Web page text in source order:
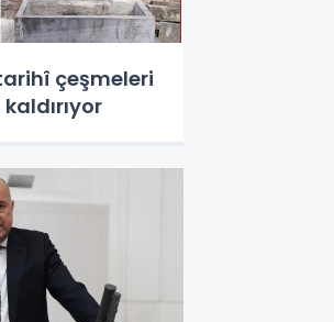
çeşmeleri